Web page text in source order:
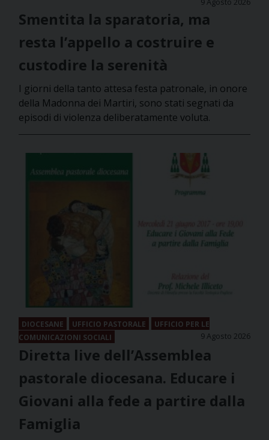
Smentita la sparatoria, ma
resta l’appello a costruire e
custodire la serenità
I giorni della tanto attesa festa patronale, in onore
della Madonna dei Martiri, sono stati segnati da
episodi di violenza deliberatamente voluta.
DIOCESANE UFFICIO PASTORALE
UFFICIO PER LE
COMUNICAZIONI SOCIALI
9 Agosto 2026
Diretta live dell’Assemblea
pastorale diocesana. Educare i
Giovani alla fede a partire dalla
Famiglia